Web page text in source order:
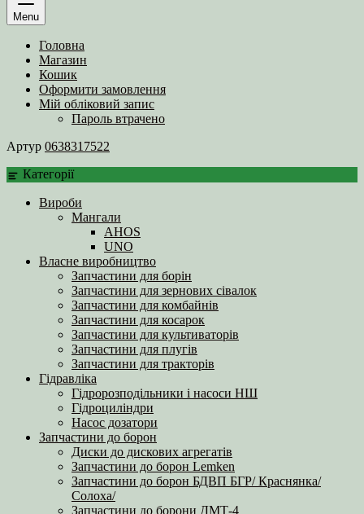
Menu
Головна
Магазин
Кошик
Оформити замовлення
Мій обліковий запис
Пароль втрачено
Артур 0638317522
Категорії
Вироби
Мангали
AHOS
UNO
Власне виробництво
Запчастини для борін
Запчастини для зернових сівалок
Запчастини для комбайнів
Запчастини для косарок
Запчастини для культиваторів
Запчастини для плугів
Запчастини для тракторів
Гідравліка
Гідророзподільники і насоси НШ
Гідроциліндри
Насос дозатори
Запчастини до борон
Диски до дискових агрегатів
Запчастини до борон Lemken
Запчастини до борон БДВП БГР/ Краснянка/
Солоха/
Запчастини до борони ДМТ-4